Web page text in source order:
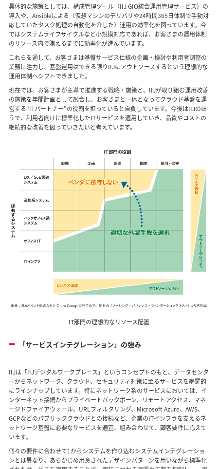
具体的な施策としては、構成管理ツール（IIJ GIO統合運用管理サービス）の
導入や、Ansibleによる（仮想マシンのデリバリや24時間365日体制で手動対
応していたタスク処理の自動化を介した）運用の効率化を図っています。今
ではシステムライフサイクルなど小規模対応であれば、お客さまの運用体制
のリソース内で賄えるまでに効率化が進んでいます。
これらを通して、お客さまは基盤サービス仕様の企画・検討や利用者調整の
業務に注力し、基盤運用はできる限りIIJにアウトソースするという理想的な
運用体制へシフトできました。
現在では、お客さまが主導で推進する戦略・施策と、IIJが取り組む運用改善
の施策を年間計画として融合し、お客さまと一体となってクラウド基盤を運
営する“ITパートナー”の役割を担っていると自負しています。今後はIIJのほ
うで、利用者向けに標準化したITサービスを適用していき、品質やコストの
継続的な改善を図っていきたいと考えています。
IT部門の理想的なリソース配置
「サービスインテグレーション」の強み
IIJは「IIJデジタルワークプレース」というコンセプトのもと、データセンタ
ーからネットワーク、クラウド、セキュリティ対策に至るサービスを網羅的
にラインナップしています。特にネットワーク系のサービスにおいては、イ
ンターネット接続からプライベートバックボーン、リモートアクセス、マネ
ージドファイアウォール、URLフィルタリング、Microsoft Azure、AWS、
GCPなどのパブリッククラウドとの接続など、企業のITインフラを支えるネ
ットワーク基盤に必要なサービスを適宜、組み合わせて、顧客要件に応えて
います。
個々の要件に合わせて1からシステムを作り込むシステムインテグレーショ
ンとは異なり、あらかじめ用意されたデザインパターンを用いながら標準化